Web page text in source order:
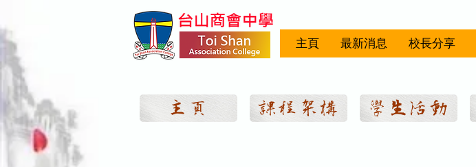
主頁 最新消息 校長分享
主頁 課程架構 學生活動